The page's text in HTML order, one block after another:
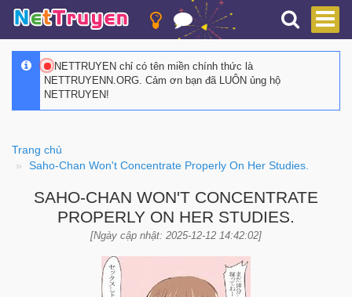
NETTRUYEN chỉ có tên miền chính thức là
NETTRUYENN.ORG. Cảm ơn bạn đã LUÔN ủng hộ
NETTRUYEN!
Trang chủ
Saho-Chan Won't Concentrate Properly On Her Studies.
SAHO-CHAN WON'T CONCENTRATE
PROPERLY ON HER STUDIES.
[Ngày cập nhật: 2025-12-12 14:42:02]